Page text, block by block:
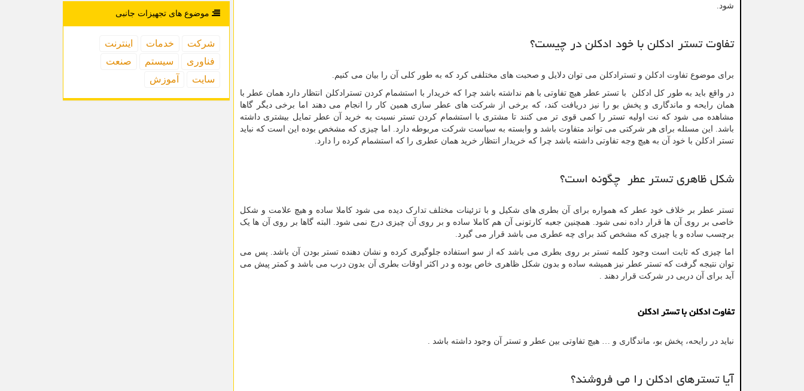
شود.
تفاوت تستر ادکلن با خود ادکلن در چیست؟
برای موضوع تفاوت ادکلن و تسترادکلن می توان دلایل و صحبت های مختلفی کرد که به طور کلی آن را بیان می کنیم.
در واقع باید به طور کل ادکلن با تستر عطر هیچ تفاوتی با هم نداشته باشد چرا که خریدار با استشمام کردن تسترادکلن انتظار دارد همان عطر با
همان رایحه و ماندگاری و پخش بو را نیز دریافت کند، که برخی از شرکت های عطر سازی همین کار را انجام می دهند اما برخی دیگر گاها
مشاهده می شود که نت اولیه تستر را کمی قوی تر می کنند تا مشتری با استشمام کردن تستر نسبت به خرید آن عطر تمایل بیشتری داشته
باشد. این مسئله برای هر شرکتی می تواند متفاوت باشد و وابسته به سیاست شرکت مربوطه دارد. اما چیزی که مشخص بوده این است که نباید
تستر ادکلن با خود آن به هیچ وجه تفاوتی داشته باشد چرا که خریدار انتظار خرید همان عطری را که استشمام کرده را دارد.
شکل ظاهری تستر عطر چگونه است؟
تستر عطر بر خلاف خود عطر که همواره برای آن بطری های شکیل و با تزئینات مختلف تدارک دیده می شود کاملا ساده و هیچ علامت و شکل
خاصی بر روی آن ها قرار داده نمی شود. همچنین جعبه کارتونی آن هم کاملا ساده و بر روی آن چیزی درج نمی شود. البته گاها بر روی آن ها یک
برچسب ساده و یا چیزی که مشخص کند برای چه عطری می باشد قرار می گیرد.
اما چیزی که ثابت است وجود کلمه تستر بر روی بطری می باشد که از سو استفاده جلوگیری کرده و نشان دهنده تستر بودن آن باشد. پس می
توان نتیجه گرفت که تستر عطر نیز همیشه ساده و بدون شکل ظاهری خاص بوده و در اکثر اوقات بطری آن بدون درب می باشد و کمتر پیش می
آید برای آن دربی در شرکت قرار دهند .
تفاوت ادکلن با تستر ادکلن
نباید در رایحه، پخش بو، ماندگاری و … هیچ تفاوتی بین عطر و تستر آن وجود داشته باشد .
آیا تسترهای ادکلن را می فروشند؟
موضوع های تجهیزات جانبی
شركت خدمات
اینترنت
فناوری
سیستم
صنعت
سایت
آموزش